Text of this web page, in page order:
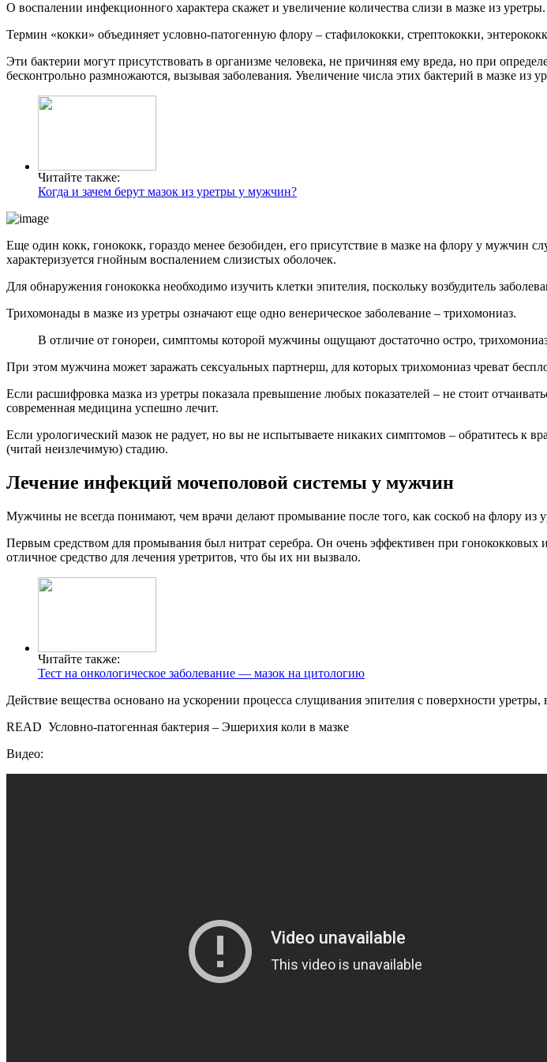
О воспалении инфекционного характера скажет и увеличение количества слизи в мазке из
Термин «кокки» объединяет условно-патогенную флору – стафилококки, стрептококки,
Эти бактерии могут присутствовать в организме человека, не причиняя ему вреда, но при
бесконтрольно размножаются, вызывая заболевания. Увеличение числа этих бактерий в мазке из
Читайте также:
Когда и зачем берут мазок из уретры у мужчин?
Еще один кокк, гонококк, гораздо менее безобиден, его присутствие в мазке на флору у мужчин
характеризуется гнойным воспалением слизистых оболочек.
Для обнаружения гонококка необходимо изучить клетки эпителия, поскольку возбудитель
Трихомонады в мазке из уретры означают еще одно венерическое заболевание – трихомониаз.
В отличие от гонореи, симптомы которой мужчины ощущают достаточно остро,
При этом мужчина может заражать сексуальных партнерш, для которых трихомониаз чреват
Если расшифровка мазка из уретры показала превышение любых показателей – не стоит
современная медицина успешно лечит.
Если урологический мазок не радует, но вы не испытываете никаких симптомов – обратитесь к
(читай неизлечимую) стадию.
Лечение инфекций мочеполовой системы у мужчин
Мужчины не всегда понимают, чем врачи делают промывание после того, как соскоб на флору из
Первым средством для промывания был нитрат серебра. Он очень эффективен при
отличное средство для лечения уретритов, что бы их ни вызвало.
Читайте также:
Тест на онкологическое заболевание — мазок на цитологию
Действие вещества основано на ускорении процесса слущивания эпителия с поверхности уретры,
READ Условно-патогенная бактерия – Эшерихия коли в мазке
Видео: